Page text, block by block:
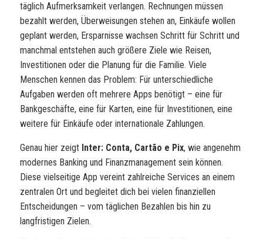
täglich Aufmerksamkeit verlangen. Rechnungen müssen
bezahlt werden, Überweisungen stehen an, Einkäufe wollen
geplant werden, Ersparnisse wachsen Schritt für Schritt und
manchmal entstehen auch größere Ziele wie Reisen,
Investitionen oder die Planung für die Familie. Viele
Menschen kennen das Problem: Für unterschiedliche
Aufgaben werden oft mehrere Apps benötigt – eine für
Bankgeschäfte, eine für Karten, eine für Investitionen, eine
weitere für Einkäufe oder internationale Zahlungen.
Genau hier zeigt Inter: Conta, Cartão e Pix, wie angenehm
modernes Banking und Finanzmanagement sein können.
Diese vielseitige App vereint zahlreiche Services an einem
zentralen Ort und begleitet dich bei vielen finanziellen
Entscheidungen – vom täglichen Bezahlen bis hin zu
langfristigen Zielen.